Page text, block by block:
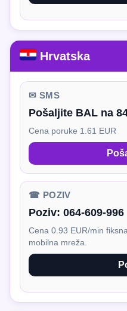
Hrvatska
✉ SMS
Pošaljite BAL na
Cena poruke 1.61 EUR
☎ POZIV
Poziv: 064-609-996
Cena 0.93 EUR/min
mobilna mreža.